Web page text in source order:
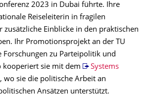
2023 in Dubai führte. Ihre
Reiseleiterin in fragilen
zusätzliche Einblicke in den praktischen
Ihr Promotionsprojekt an der TU
Forschungen zu Parteipolitik und
kooperiert sie mit dem
Systems
, wo sie die politische Arbeit an
Ansätzen unterstützt.